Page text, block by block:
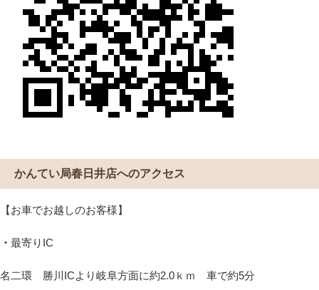
かんてい局春日井店へのアクセス
【お車でお越しのお客様】
・ 最寄りIC
名二環 勝川ICより岐阜方面に約2.0ｋｍ 車で約5分